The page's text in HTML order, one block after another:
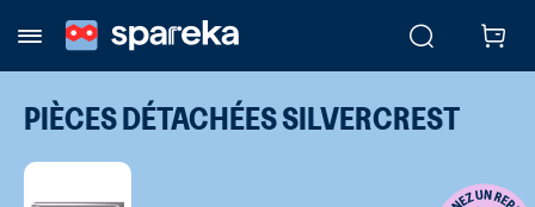
PIÈCES DÉTACHÉESSILVERCREST